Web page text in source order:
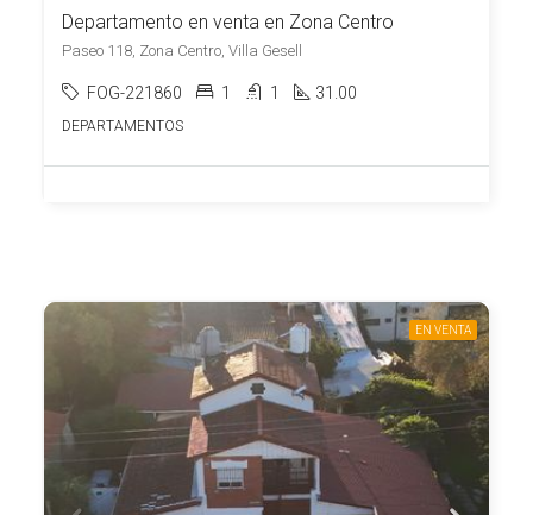
Departamento en venta en Zona Centro
Paseo 118, Zona Centro, Villa Gesell
FOG-221860 1 1 31.00
DEPARTAMENTOS
EN VENTA